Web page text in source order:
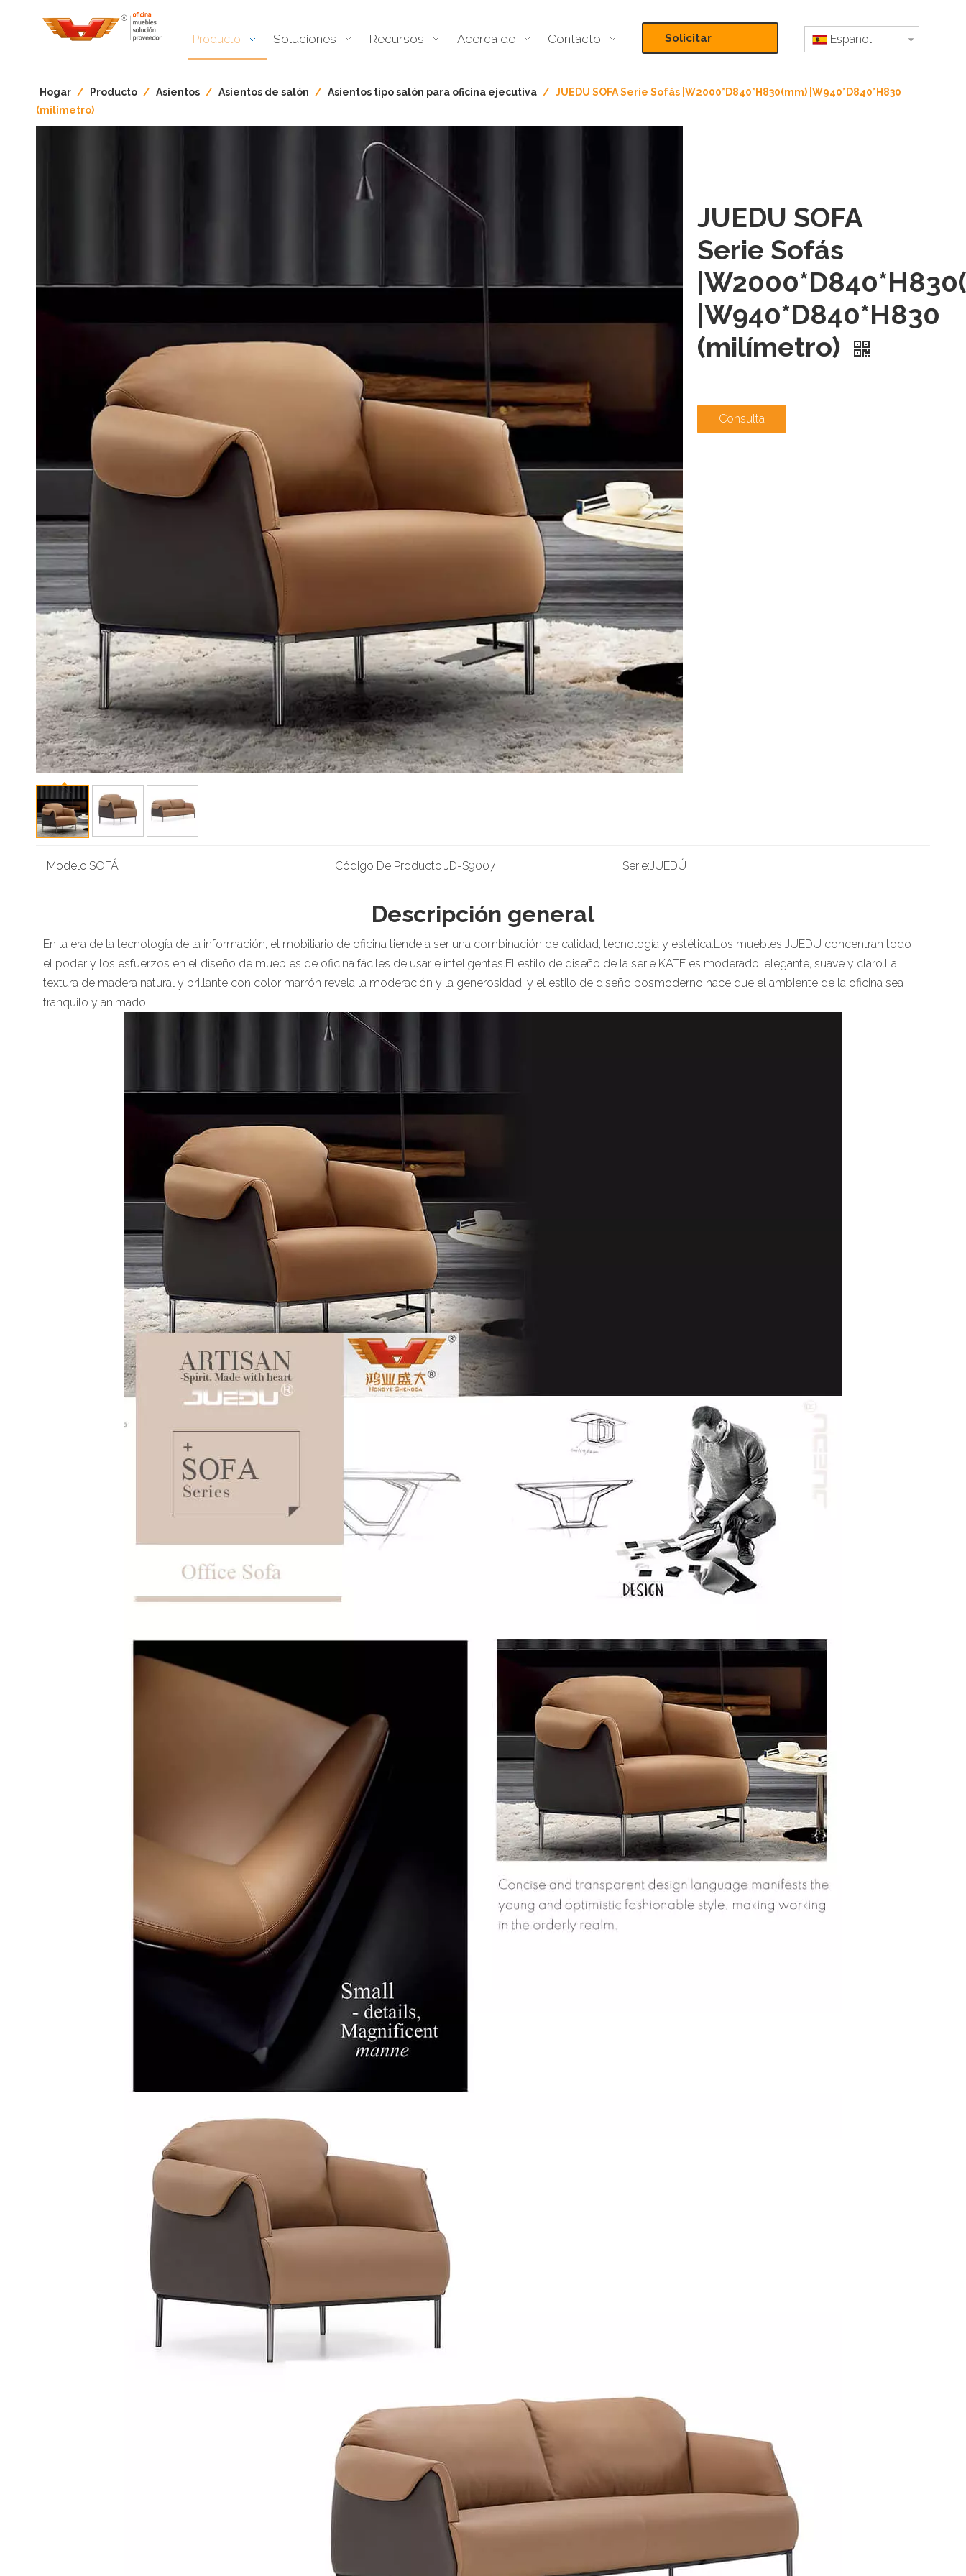
Producto Soluciones Recursos Acerca de Contacto Solicitar Español
Hogar / Producto / Asientos / Asientos de salón / Asientos tipo salón para oficina ejecutiva / JUEDU SOFA Serie Sofás |W2000*D840*H830(mm) |W940*D840*H830
(milímetro)
JUEDU SOFA
Serie Sofás
|W940*D840*H830
(milímetro)
Consulta
Modelo:SOFÁ Código De Producto:JD-S9007 Serie:JUEDÚ
Descripción general
En la era de la tecnología de la información, el mobiliario de oficina tiende a ser una combinación de calidad, tecnología y estética.Los muebles JUEDU concentran todo
el poder y los esfuerzos en el diseño de muebles de oficina fáciles de usar e inteligentes.El estilo de diseño de la serie KATE es moderado, elegante, suave y claro.La
textura de madera natural y brillante con color marrón revela la moderación y la generosidad, y el estilo de diseño posmoderno hace que el ambiente de la oficina sea
tranquilo y animado.